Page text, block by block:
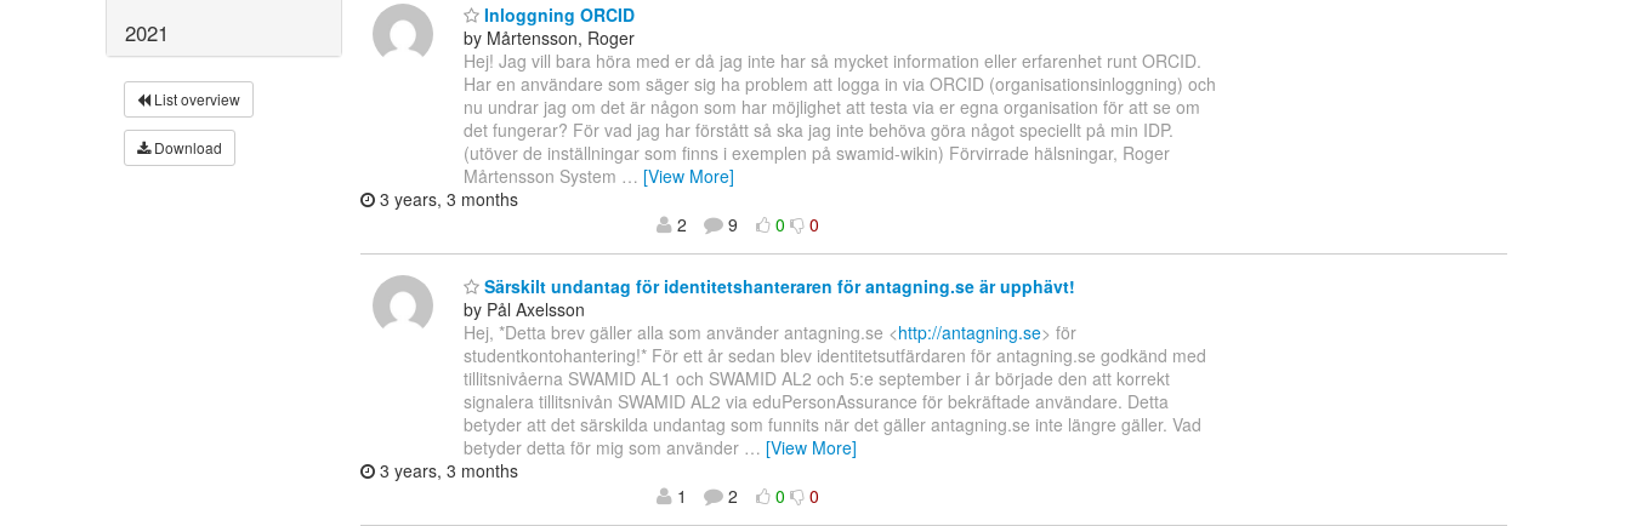
2021
List overview
Download
Inloggning ORCID
by Mårtensson, Roger
Hej! Jag vill bara höra med er då jag inte har så mycket information eller erfarenhet runt ORCID.
Har en användare som säger sig ha problem att logga in via ORCID (organisationsinloggning) och
nu undrar jag om det är någon som har möjlighet att testa via er egna organisation för att se om
det fungerar? För vad jag har förstått så ska jag inte behöva göra något speciellt på min IDP.
(utöver de inställningar som finns i exemplen på swamid-wikin) Förvirrade hälsningar, Roger
Mårtensson System … [View More]
3 years, 3 months
2
9 0 0
Särskilt undantag för identitetshanteraren för antagning.se är upphävt!
by Pål Axelsson
Hej, *Detta brev gäller alla som använder antagning.se <http://antagning.se> för
studentkontohantering!* För ett år sedan blev identitetsutfärdaren för antagning.se godkänd med
tillitsnivåerna SWAMID AL1 och SWAMID AL2 och 5:e september i år började den att korrekt
signalera tillitsnivån SWAMID AL2 via eduPersonAssurance för bekräftade användare. Detta
betyder att det särskilda undantag som funnits när det gäller antagning.se inte längre gäller. Vad
betyder detta för mig som använder … [View More]
3 years, 3 months
1
2 0 0